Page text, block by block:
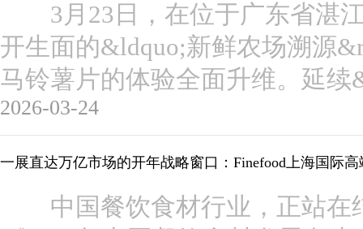
3月23日，在位于广东省湛江
开生面的&ldquo;新鲜农场溯源
马铃薯片的体验全面升维。延
2026-03-24
一展直达万亿市场的开年战略窗口：Finefood上海国际
中国餐饮食材行业，正站在